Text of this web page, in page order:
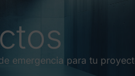
emergencia para tu